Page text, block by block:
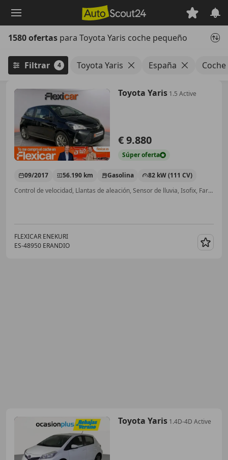
principal
1580 ofertas para Toyota Yaris coche pequeño
Filtrar 4 Toyota Yaris España
Toyota Yaris 1.5 Active
€ 9.880
Súperoferta
09/2017 56.190 km Gasolina
82 kW (111 CV)
Control de velocidad, Llantas de aleación, Sensor de lluvia, Isofix, Faros antiniebla, Airbag del conductor, Cierre centralizado, ABS
FLEXICAR ENEKURI
ES-48950 ERANDIO
Toyota Yaris 1.4D-4D Active